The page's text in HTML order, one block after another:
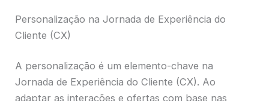
Personalização na Jornada de Experiência do
Cliente (CX)
A personalização é um elemento-chave na
Jornada de Experiência do Cliente (CX). Ao
adaptar as interações e ofertas com base nas